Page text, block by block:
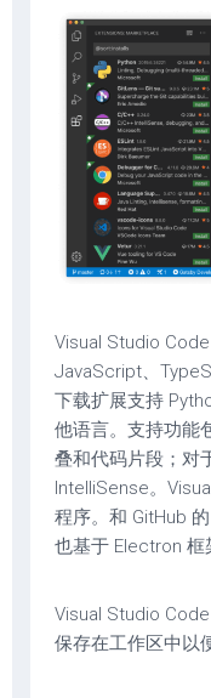
Visual Studio
JavaScript、
下载扩展支持
他语言。支持功能
叠和代码片段；对
IntelliSense。
程序。和 GitHub
也基于 Electron 框
Visual Studio
保存在工作区中以